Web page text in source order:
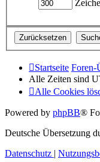
Startseite Foren-
Alle Zeiten sind
Alle Cookies
Powered by phpBB®
Deutsche Übersetzung
Datenschutz |